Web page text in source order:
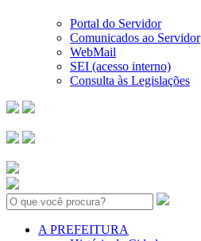
Portal do Servidor
Comunicados ao Servidor
WebMail
SEI (acesso interno)
Consulta às Legislações
Search:
A PREFEITURA